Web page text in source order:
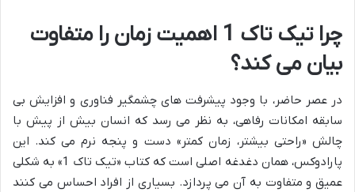
چرا تیک تاک 1 اهمیت زمان را متفاوت
بیان می کند؟
در عصر حاضر، با وجود پیشرفت های چشمگیر فناوری و افزایش بی
سابقه امکانات رفاهی، به نظر می رسد که انسان بیش از پیش با
چالش «راحتی بیشتر، زمان کمتر» دست و پنجه نرم می کند. این
پارادوکس، همان دغدغه اصلی است که کتاب «تیک تاک 1» به شکلی
عمیق و متفاوت به آن می پردازد. بسیاری از افراد احساس می کنند